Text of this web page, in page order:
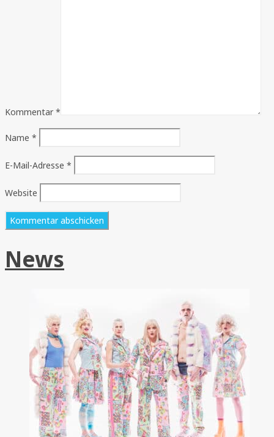
Kommentar *
Name *
E-Mail-Adresse *
Website
News